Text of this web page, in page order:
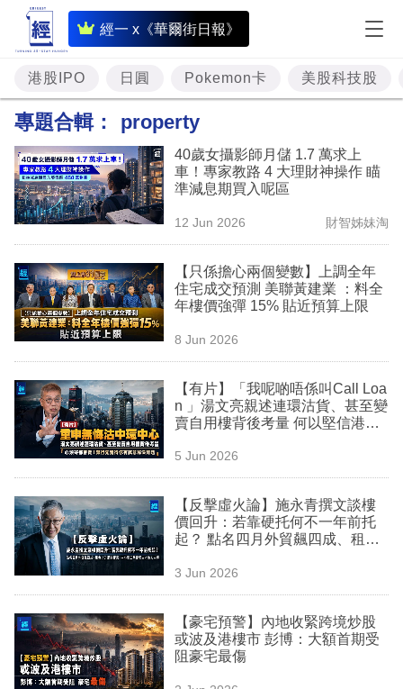
經一 x《華爾街日報》
即
時
財
經
題
投
資
樓
市
理
商
業
科
技
職
場
生
時
事
港股IPO 日圓 Pokemon卡 美股科技股
專題合輯： property
40歲女攝影師月儲 1.7 萬求上
車！專家教路 4 大理財神操作 瞄
準減息期買入呢區
12 Jun 2026 財智姊妹淘
【只係擔心兩個變數】上調全年
住宅成交預測 美聯黃建業 ：料全
年樓價強彈 15% 貼近預算上限
8 Jun 2026
【有片】「我呢啲唔係叫Call Loa
n 」湯文亮親述連環沽貨、甚至變
賣自用樓背後考量 何以堅信港樓
5 Jun 2026
【反擊虛火論】施永青撰文談樓
價回升：若靠硬托何不一年前托
起？ 點名四月外貿飆四成、租金
由本地人主導
3 Jun 2026
【豪宅預警】內地收緊跨境炒股
或波及港樓市 彭博：大額首期受
阻豪宅最傷